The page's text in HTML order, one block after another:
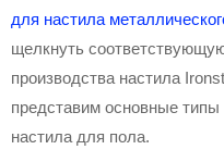
для настила
щелкнуть
производства настила
представим основные
настила для пола.